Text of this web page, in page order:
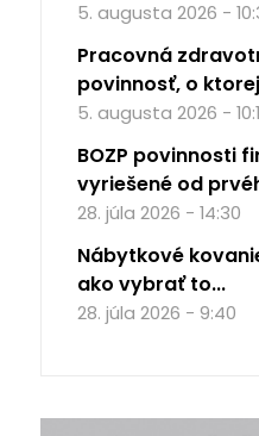
5. augusta 2026 -
Pracovná
povinnosť, o
5. augusta 2026 -
BOZP povinnosti
vyriešené od
28. júla 2026 - 14:30
Nábytkové
ako vybrať to...
28. júla 2026 - 9:40